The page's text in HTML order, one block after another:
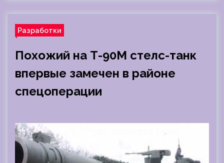
Разработки
Похожий на Т-90М стелс-танк
впервые замечен в районе
спецоперации